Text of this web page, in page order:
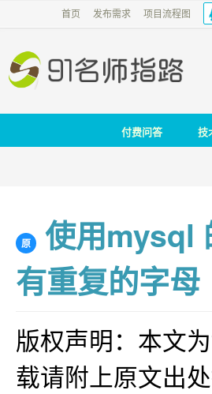
首页 发布需求 项目流程图
付费问答 技
原
使用mysql
有重复的字母
版权声明：本文
载请附上原文出